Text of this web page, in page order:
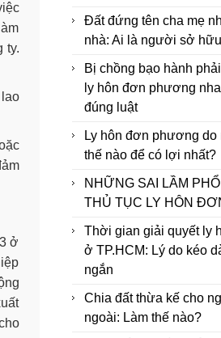
ty.
ở
Đất đứng tên cha mẹ
nhà: Ai là người sở
Bị chồng bạo hành
ly hôn đơn phương
đúng luật
Ly hôn đơn phương do
thế nào để có lợi nhất?
NHỮNG SAI LẦM
THỦ TỤC LY HÔN
Thời gian giải quyết ly
ở TP.HCM: Lý do kéo
ngắn
Chia đất thừa kế cho
ngoài: Làm thế nào?